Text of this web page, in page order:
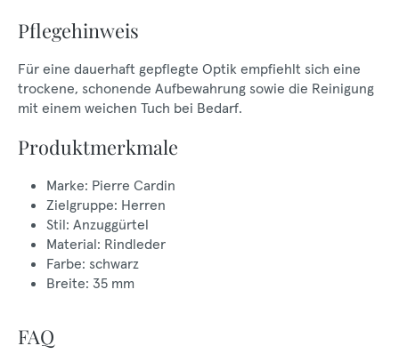
Pflegehinweis
Für eine dauerhaft gepflegte Optik empfiehlt sich eine
trockene, schonende Aufbewahrung sowie die Reinigung
mit einem weichen Tuch bei Bedarf.
Produktmerkmale
Marke: Pierre Cardin
Zielgruppe: Herren
Stil: Anzuggürtel
Material: Rindleder
Farbe: schwarz
Breite: 35 mm
FAQ